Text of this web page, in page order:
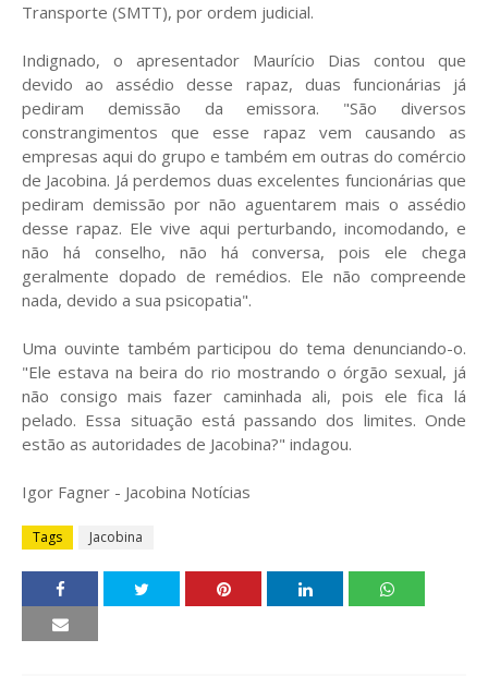
Transporte (SMTT), por ordem judicial.
Indignado, o apresentador Maurício Dias contou que
devido ao assédio desse rapaz, duas funcionárias já
pediram demissão da emissora. "São diversos
constrangimentos que esse rapaz vem causando as
empresas aqui do grupo e também em outras do comércio
de Jacobina. Já perdemos duas excelentes funcionárias que
pediram demissão por não aguentarem mais o assédio
desse rapaz. Ele vive aqui perturbando, incomodando, e
não há conselho, não há conversa, pois ele chega
geralmente dopado de remédios. Ele não compreende
nada, devido a sua psicopatia".
Uma ouvinte também participou do tema denunciando-o.
"Ele estava na beira do rio mostrando o órgão sexual, já
não consigo mais fazer caminhada ali, pois ele fica lá
pelado. Essa situação está passando dos limites. Onde
estão as autoridades de Jacobina?" indagou.
Igor Fagner - Jacobina Notícias
Tags Jacobina